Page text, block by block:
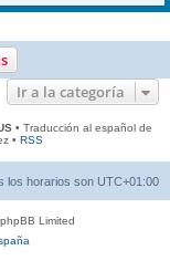
Ir a la categoría
• Traducción al español de
• RSS
los horarios son UTC+01:00
Limited